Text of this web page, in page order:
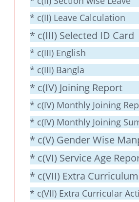
* c(II) Leave Calculation
* c(III) Selected ID Card
* c(III) English
* c(III) Bangla
* c(IV) Joining Report
* c(IV) Monthly Joining
* c(IV) Monthly Joining
* c(V) Gender Wise
* c(VI) Service Age
* c(VII) Extra Curriculum
* c(VII) Extra Curricular